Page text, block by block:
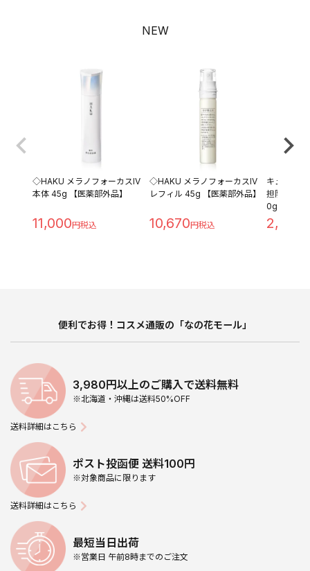
NEW
◇HAKU メラノフォーカスIV
本体 45g 【医薬部外品】
11,000
◇HAKU メラノフォーカスIV
レフィル 45g 【医薬部外品】
10,670
キュレル
担防止ベ
0g
2,280
便利でお得！コスメ通販の「なの花モール」
3,980円以上のご購入で送料無料
※北海道・沖縄は送料50%OFF
送料詳細はこちら
ポスト投函便 送料100円
※対象商品に限ります
送料詳細はこちら
最短当日出荷
※営業日 午前8時までのご注文